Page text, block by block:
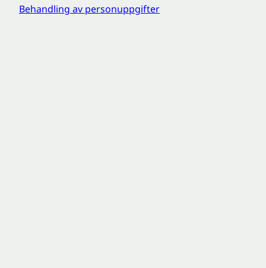
Behandling av personuppgifter